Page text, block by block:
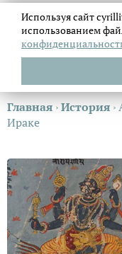
Главная ›История ›
Ираке
Используя сайт
использованием